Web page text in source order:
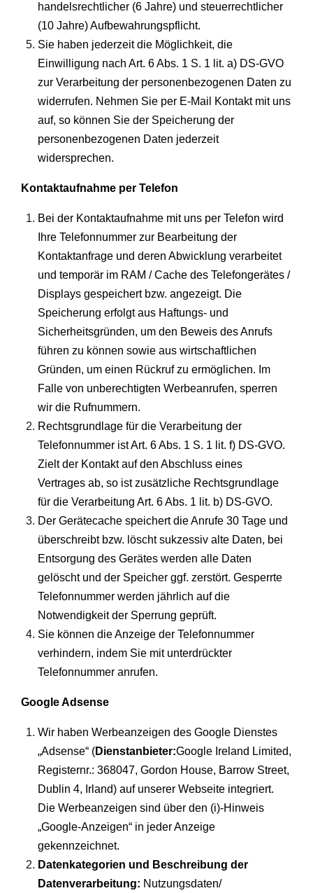
handelsrechtlicher (6 Jahre) und steuerrechtlicher
(10 Jahre) Aufbewahrungspflicht.
Sie haben jederzeit die Möglichkeit, die
Einwilligung nach Art. 6 Abs. 1 S. 1 lit. a) DS-GVO
zur Verarbeitung der personenbezogenen Daten zu
widerrufen. Nehmen Sie per E-Mail Kontakt mit uns
auf, so können Sie der Speicherung der
personenbezogenen Daten jederzeit
widersprechen.
Kontaktaufnahme per Telefon
Bei der Kontaktaufnahme mit uns per Telefon wird
Ihre Telefonnummer zur Bearbeitung der
Kontaktanfrage und deren Abwicklung verarbeitet
und temporär im RAM / Cache des Telefongerätes /
Displays gespeichert bzw. angezeigt. Die
Speicherung erfolgt aus Haftungs- und
Sicherheitsgründen, um den Beweis des Anrufs
führen zu können sowie aus wirtschaftlichen
Gründen, um einen Rückruf zu ermöglichen. Im
Falle von unberechtigten Werbeanrufen, sperren
wir die Rufnummern.
Rechtsgrundlage für die Verarbeitung der
Telefonnummer ist Art. 6 Abs. 1 S. 1 lit. f) DS-GVO.
Zielt der Kontakt auf den Abschluss eines
Vertrages ab, so ist zusätzliche Rechtsgrundlage
für die Verarbeitung Art. 6 Abs. 1 lit. b) DS-GVO.
Der Gerätecache speichert die Anrufe 30 Tage und
überschreibt bzw. löscht sukzessiv alte Daten, bei
Entsorgung des Gerätes werden alle Daten
gelöscht und der Speicher ggf. zerstört. Gesperrte
Telefonnummer werden jährlich auf die
Notwendigkeit der Sperrung geprüft.
Sie können die Anzeige der Telefonnummer
verhindern, indem Sie mit unterdrückter
Telefonnummer anrufen.
Google Adsense
Wir haben Werbeanzeigen des Google Dienstes
„Adsense“ (Dienstanbieter:Google Ireland Limited,
Registernr.: 368047, Gordon House, Barrow Street,
Dublin 4, Irland) auf unserer Webseite integriert.
Die Werbeanzeigen sind über den (i)-Hinweis
„Google-Anzeigen“ in jeder Anzeige
gekennzeichnet.
Datenkategorien und Beschreibung der
Datenverarbeitung: Nutzungsdaten/